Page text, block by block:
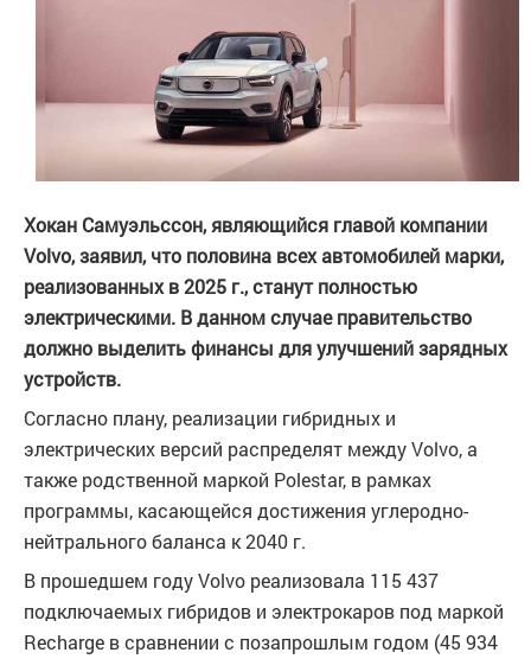
Хокан Самуэльссон, являющийся главой компании
Volvo, заявил, что половина всех автомобилей марки,
реализованных в 2025 г., станут полностью
электрическими. В данном случае правительство
должно выделить финансы для улучшений зарядных
устройств.
Согласно плану, реализации гибридных и
электрических версий распределят между Volvo, а
также родственной маркой Polestar, в рамках
программы, касающейся достижения углеродно-
нейтрального баланса к 2040 г.
В прошедшем году Volvo реализовала 115 437
подключаемых гибридов и электрокаров под маркой
Recharge в сравнении с позапрошлым годом (45 934